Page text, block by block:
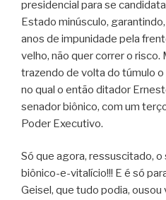
presidencial para se
Estado minúsculo,
anos de impunidade pela
velho, não quer correr o risco.
trazendo de volta do túmulo
no qual o então ditador
senador biônico, com um
Poder Executivo.
Só que agora, ressuscitado,
biônico-e-vitalício!!! E é só
Geisel, que tudo podia,